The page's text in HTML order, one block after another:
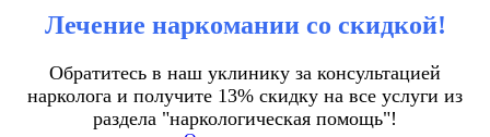
Лечение наркомании со скидкой!
Обратитесь в наш уклинику за консультацией
нарколога и получите 13% скидку на все услуги из
раздела "наркологическая помощь"!